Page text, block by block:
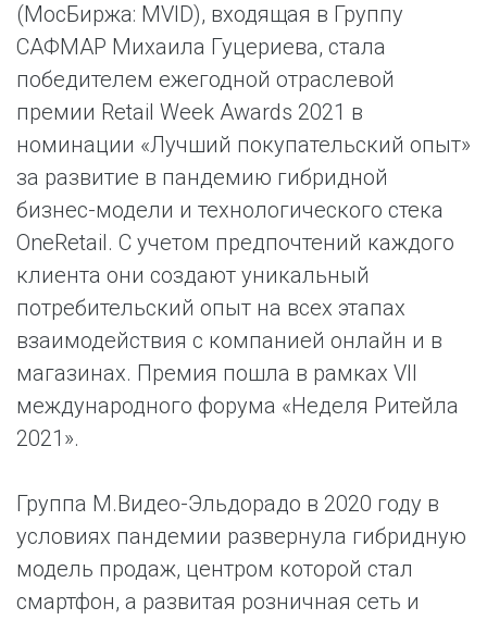
(МосБиржа: MVID), входящая в Группу
САФМАР Михаила Гуцериева, стала
победителем ежегодной отраслевой
премии Retail Week Awards 2021 в
номинации «Лучший покупательский опыт»
за развитие в пандемию гибридной
бизнес-модели и технологического стека
OneRetail. С учетом предпочтений каждого
клиента они создают уникальный
потребительский опыт на всех этапах
взаимодействия с компанией онлайн и в
магазинах. Премия пошла в рамках VII
международного форума «Неделя Ритейла
2021».
Группа М.Видео-Эльдорадо в 2020 году в
условиях пандемии развернула гибридную
модель продаж, центром которой стал
смартфон, а развитая розничная сеть и